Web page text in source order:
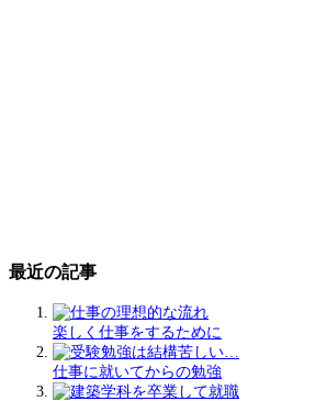
最近の記事
楽しく仕事をするために
仕事に就いてからの勉強